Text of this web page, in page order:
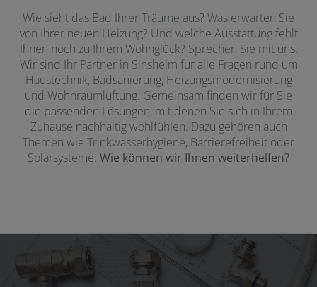
Wie sieht das Bad Ihrer Träume aus? Was erwarten Sie
von Ihrer neuen Heizung? Und welche Ausstattung fehlt
Ihnen noch zu Ihrem Wohnglück? Sprechen Sie mit uns.
Wir sind Ihr Partner in Sinsheim für alle Fragen rund um
Haustechnik, Badsanierung, Heizungsmodernisierung
und Wohnraumlüftung. Gemeinsam finden wir für Sie
die passenden Lösungen, mit denen Sie sich in Ihrem
Zuhause nachhaltig wohlfühlen. Dazu gehören auch
Themen wie Trinkwasserhygiene, Barrierefreiheit oder
Solarsysteme. Wie können wir Ihnen weiterhelfen?